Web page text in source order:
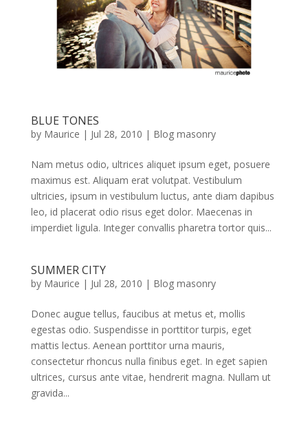
BLUE TONES
by Maurice | Jul 28, 2010 | Blog masonry
Nam metus odio, ultrices aliquet ipsum eget, posuere
maximus est. Aliquam erat volutpat. Vestibulum
ultricies, ipsum in vestibulum luctus, ante diam dapibus
leo, id placerat odio risus eget dolor. Maecenas in
imperdiet ligula. Integer convallis pharetra tortor quis...
SUMMER CITY
by Maurice | Jul 28, 2010 | Blog masonry
Donec augue tellus, faucibus at metus et, mollis
egestas odio. Suspendisse in porttitor turpis, eget
mattis lectus. Aenean porttitor urna mauris,
consectetur rhoncus nulla finibus eget. In eget sapien
ultrices, cursus ante vitae, hendrerit magna. Nullam ut
gravida...